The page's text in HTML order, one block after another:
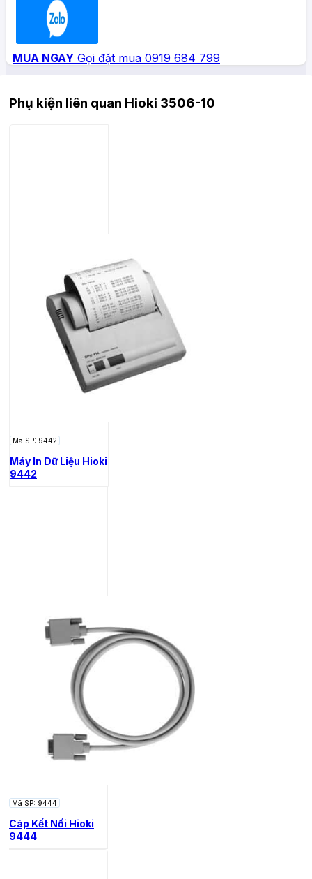
MUA NGAY Gọi đặt mua 0919 684 799
Phụ kiện liên quan Hioki 3506-10
Mã SP: 9442
Máy In Dữ Liệu Hioki
9442
Mã SP: 9444
Cáp Kết Nối Hioki
9444